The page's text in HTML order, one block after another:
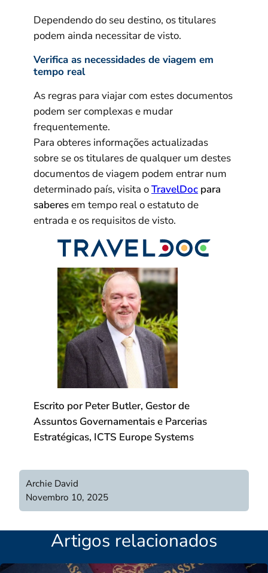
Dependendo do seu destino, os titulares
podem ainda necessitar de visto.
Verifica as necessidades de viagem em
tempo real
As regras para viajar com estes documentos
podem ser complexas e mudar
frequentemente.
Para obteres informações actualizadas
sobre se os titulares de qualquer um destes
documentos de viagem podem entrar num
determinado país, visita oTravelDoc para
saberesem tempo real o estatuto de
entrada e os requisitos de visto.
Escrito por Peter Butler, Gestor de
Assuntos Governamentais e Parcerias
Estratégicas, ICTS Europe Systems
Archie David
Novembro 10, 2025
Artigos relacionados